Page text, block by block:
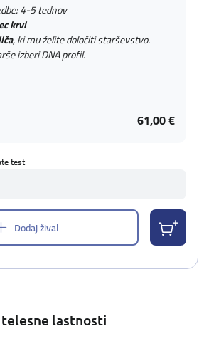
4-5 tednov
krvi
, ki mu želite določiti starševstvo.
izberi DNA profil.
61,00 €
test
Dodaj žival
telesne lastnosti